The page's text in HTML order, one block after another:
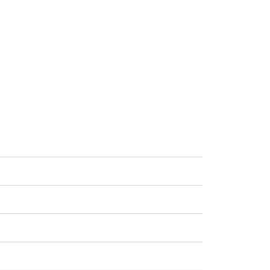
résistantes aux intempéries, aux insectes et aux
mais à un prix plus élevé. Le chêne est
Pensez également à la largeur des lames et à